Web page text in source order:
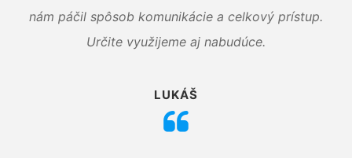
nám páčil spôsob komunikácie a celkový prístup.
Určite využijeme aj nabudúce.
LUKÁŠ